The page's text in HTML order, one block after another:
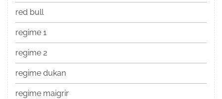
red bull
regime 1
regime 2
regime dukan
regime maigrir